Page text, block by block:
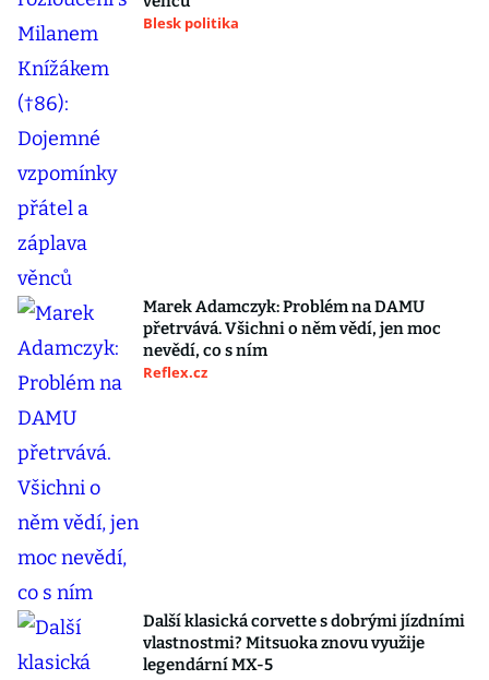
Blesk politika
Marek Adamczyk: Problém na DAMU
přetrvává. Všichni o něm vědí, jen moc
nevědí, co s ním
Reflex.cz
Další klasická corvette s dobrými jízdními
vlastnostmi? Mitsuoka znovu využije
legendární MX-5